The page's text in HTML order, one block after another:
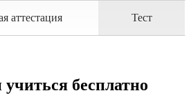
аттестация Тест
бесплатно